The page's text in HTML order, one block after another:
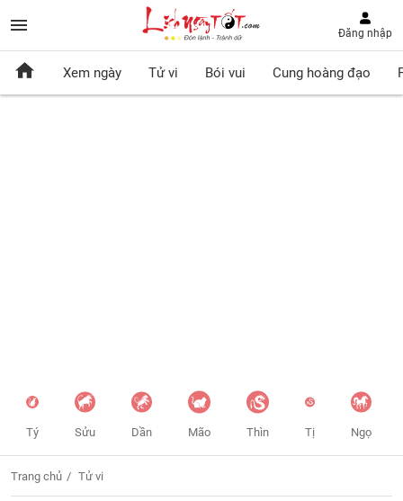
Đăng nhập
Xem ngày Tử vi Bói vui Cung hoàng đạo
Tý Sửu Dần Mão Thìn Tị Ngọ
Trang chủ Tử vi